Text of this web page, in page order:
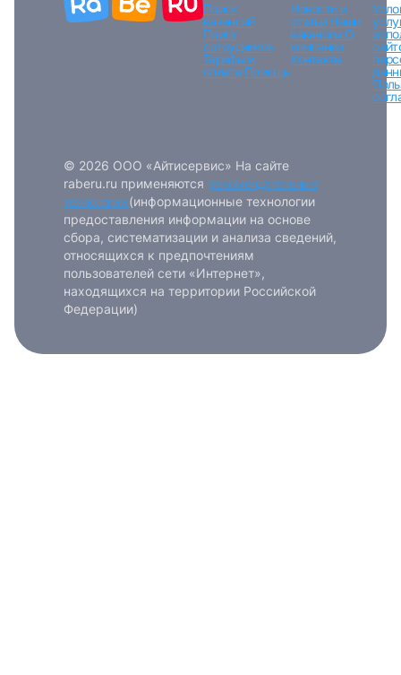
Поиск
вакансий
Поиск
сотрудников
Тарифы и
оплата Помощь
Новости и
статьи Наши
вакансииО
компании
Контакты
© 2026 ООО «Айтисервис» На сайте
raberu.ru применяются рекомендательные
технологии (информационные технологии
предоставления информации на основе
сбора, систематизации и анализа сведений,
относящихся к предпочтениям
пользователей сети «Интернет»,
находящихся на территории Российской
Федерации)